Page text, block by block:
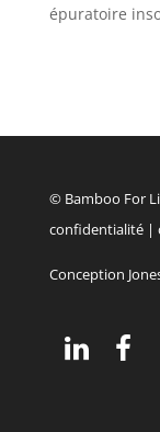
épuratoire
© Bamboo For
confidentialité|
Conception